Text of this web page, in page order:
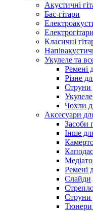
Акустичні
Бас-гітари
Електрогітари
Класичні
Укулеле та
Ремені
Різне
Струни
Укулеле
Чохли
Аксесуари
Засоби
Інше
Ремені
Слайди
Струни
Тюнери